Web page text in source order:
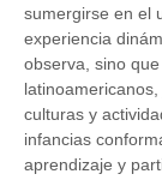
sumergirse en el
experiencia
observa, sino
culturas y
infancias
aprendizaje y